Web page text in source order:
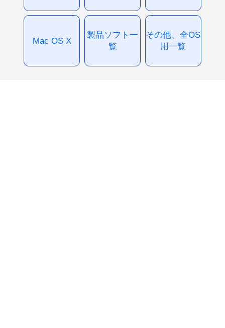
Mac OS X
製品ソフト一
覧
その他、全OS
用一覧